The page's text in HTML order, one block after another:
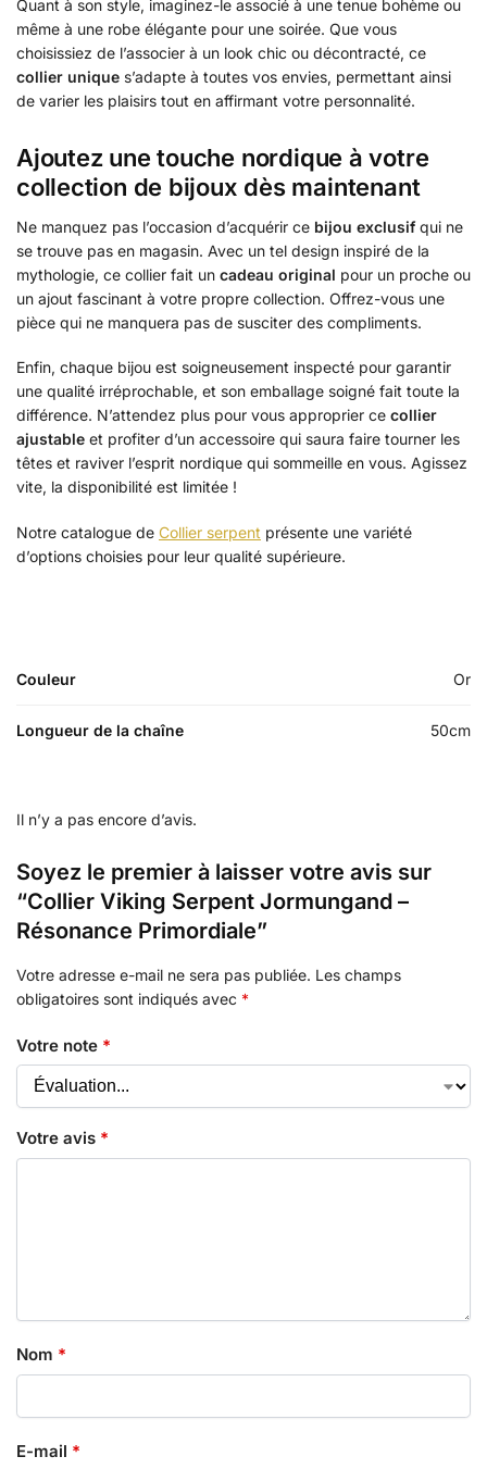
Quant à son style, imaginez-le associé à une tenue bohème ou
même à une robe élégante pour une soirée. Que vous
choisissiez de l’associer à un look chic ou décontracté, ce
collier unique s’adapte à toutes vos envies, permettant ainsi
de varier les plaisirs tout en affirmant votre personnalité.
Ajoutez une touche nordique à votre
collection de bijoux dès maintenant
Ne manquez pas l’occasion d’acquérir ce bijou exclusifqui ne
se trouve pas en magasin. Avec un tel design inspiré de la
mythologie, ce collier fait un cadeau original pour un proche ou
un ajout fascinant à votre propre collection. Offrez-vous une
pièce qui ne manquera pas de susciter des compliments.
Enfin, chaque bijou est soigneusement inspecté pour garantir
une qualité irréprochable, et son emballage soigné fait toute la
différence. N’attendez plus pour vous approprier ce collier
ajustable et profiter d’un accessoire qui saura faire tourner les
têtes et raviver l’esprit nordique qui sommeille en vous. Agissez
vite, la disponibilité est limitée !
Notre catalogue de Collier serpent présente une variété
d’options choisies pour leur qualité supérieure.
Couleur Or
Longueur de la chaîne 50cm
Il n’y a pas encore d’avis.
Soyez le premier à laisser votre avis sur
“Collier Viking Serpent Jormungand –
Résonance Primordiale”
Votre adresse e-mail ne sera pas publiée. Les champs
obligatoires sont indiqués avec *
Votre note *
Votre avis *
Nom *
E-mail *